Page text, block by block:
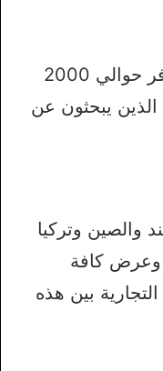
ويمتاز السوق الفيتنامي بأنه يوفر حوالي 2000
يبحثون عن
والصين وتركيا
وعرض كافة
بين هذه